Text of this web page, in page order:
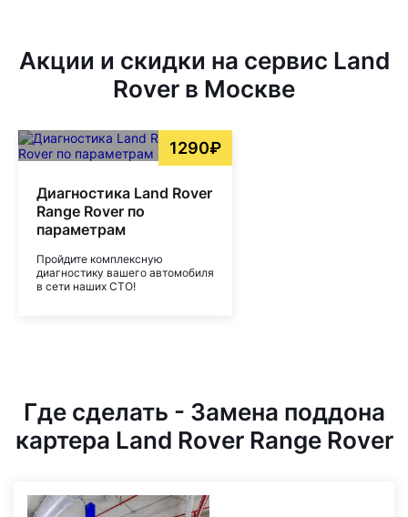
Акции и скидки на сервис Land
Rover в Москве
1290₽
Диагностика Land Rover
Range Rover по
параметрам
Пройдите комплексную
диагностику вашего автомобиля
в сети наших СТО!
Где сделать - Замена поддона
картера Land Rover Range Rover